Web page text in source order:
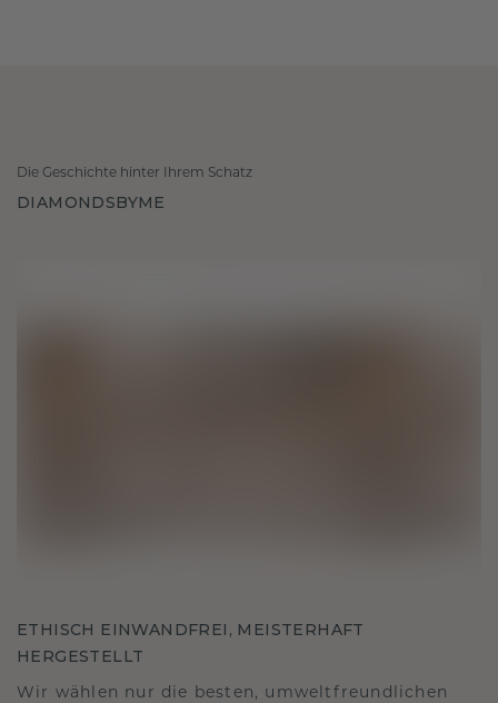
Die Geschichte hinter Ihrem Schatz
DIAMONDSBYME
ETHISCH EINWANDFREI, MEISTERHAFT
HERGESTELLT
Wir wählen nur die besten, umweltfreundlichen